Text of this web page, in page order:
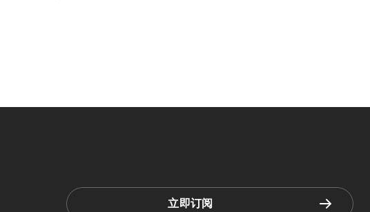
立即订阅